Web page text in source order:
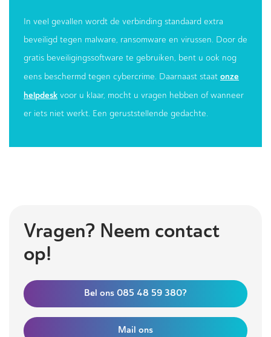
In veel gevallen wordt de verbinding standaard extra
beveiligd tegen malware, ransomware en virussen. Door de
gratis beveiligingssoftware te gebruiken, bent u ook nog
eens beschermd tegen cybercrime. Daarnaast staat onze
helpdesk voor u klaar, mocht u vragen hebben of wanneer
er iets niet werkt. Een geruststellende gedachte.
Vragen? Neem contact
op!
Bel ons 085 48 59 380?
Mail ons